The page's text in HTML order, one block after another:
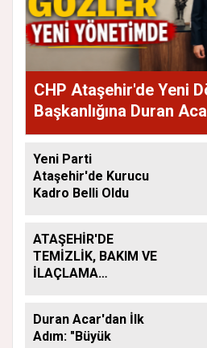
CHP Ataşehir'de Yeni
Başkanlığına Duran
Yeni Parti
Ataşehir'de Kurucu
Kadro Belli Oldu
ATAŞEHİR'DE
TEMİZLİK, BAKIM VE
İLAÇLAMA
Duran Acar'dan İlk
Adım: "Büyük